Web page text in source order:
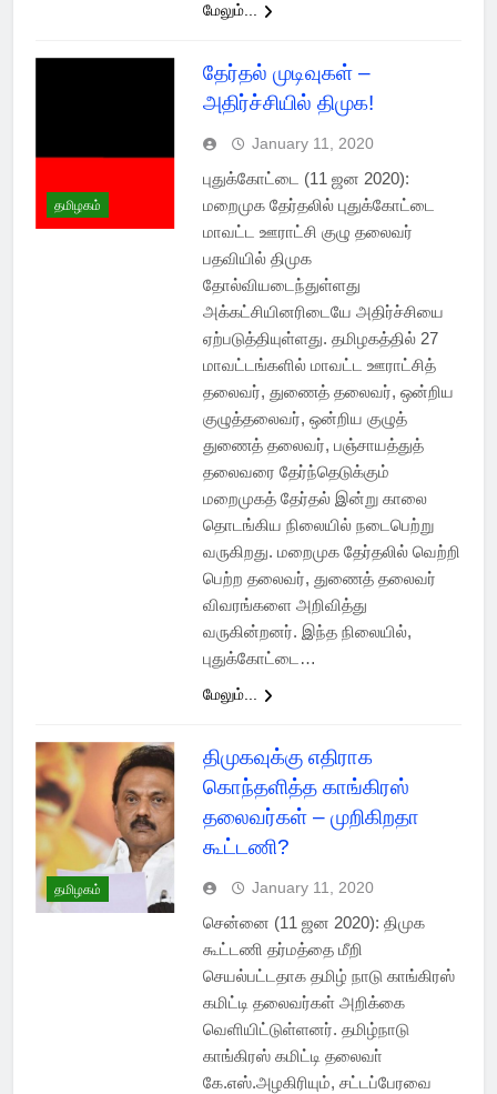
மேலும்...
தமிழகம்
தேர்தல் முடிவுகள் –
அதிர்ச்சியில் திமுக!
January 11, 2020
புதுக்கோட்டை (11 ஜன 2020):
மறைமுக தேர்தலில் புதுக்கோட்டை
மாவட்ட ஊராட்சி குழு தலைவர்
பதவியில் திமுக
தோல்வியடைந்துள்ளது
அக்கட்சியினரிடையே அதிர்ச்சியை
ஏற்படுத்தியுள்ளது. தமிழகத்தில் 27
மாவட்டங்களில் மாவட்ட ஊராட்சித்
தலைவர், துணைத் தலைவர், ஒன்றிய
குழுத்தலைவர், ஒன்றிய குழுத்
துணைத் தலைவர், பஞ்சாயத்துத்
தலைவரை தேர்ந்தெடுக்கும்
மறைமுகத் தேர்தல் இன்று காலை
தொடங்கிய நிலையில் நடைபெற்று
வருகிறது. மறைமுக தேர்தலில் வெற்றி
பெற்ற தலைவர், துணைத் தலைவர்
விவரங்களை அறிவித்து
வருகின்றனர். இந்த நிலையில்,
புதுக்கோட்டை…
மேலும்...
தமிழகம்
திமுகவுக்கு எதிராக
கொந்தளித்த காங்கிரஸ்
தலைவர்கள் – முறிகிறதா
கூட்டணி?
January 11, 2020
சென்னை (11 ஜன 2020): திமுக
கூட்டணி தர்மத்தை மீறி
செயல்பட்டதாக தமிழ் நாடு காங்கிரஸ்
கமிட்டி தலைவர்கள் அறிக்கை
வெளியிட்டுள்ளனர். தமிழ்நாடு
காங்கிரஸ் கமிட்டி தலைவா்
கே.எஸ்.அழகிரியும், சட்டப்பேரவை